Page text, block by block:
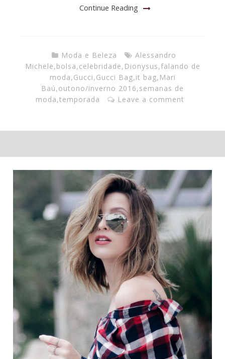
Continue Reading
Moda e Beleza
Alessandro
Michele,bolsa,celebridade, Dionysus,falando de
moda,Gucci,Gucci Bag,it bag, Mari
Baú,outono/inverno 2016,semanas de
moda,temporada Leave a comment